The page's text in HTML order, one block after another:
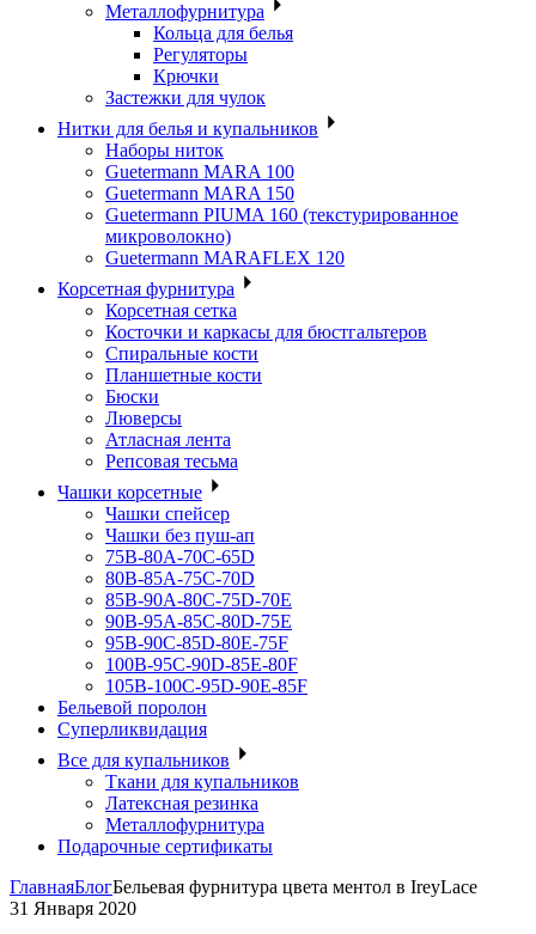
Металлофурнитура
Кольца для белья
Регуляторы
Крючки
Застежки для чулок
Нитки для белья и купальников
Наборы ниток
Guetermann MARA 100
Guetermann MARA 150
Guetermann PIUMA 160 (текстурированное
микроволокно)
Guetermann MARAFLEX 120
Корсетная фурнитура
Корсетная сетка
Косточки и каркасы для бюстгальтеров
Спиральные кости
Планшетные кости
Бюски
Люверсы
Атласная лента
Репсовая тесьма
Чашки корсетные
Чашки спейсер
Чашки без пуш-ап
75В-80А-70С-65D
80В-85А-75С-70D
85В-90А-80С-75D-70E
90B-95A-85C-80D-75E
95B-90C-85D-80E-75F
100B-95C-90D-85E-80F
105B-100C-95D-90E-85F
Бельевой поролон
Суперликвидация
Все для купальников
Ткани для купальников
Латексная резинка
Металлофурнитура
Подарочные сертификаты
ГлавнаяБлогБельевая фурнитура цвета ментол в IreyLace
31 Января 2020